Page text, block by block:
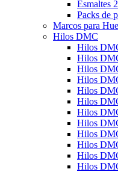
Esmaltes
Packs de
Marcos para
Hilos DMC
Hilos
Hilos
Hilos
Hilos
Hilos
Hilos
Hilos
Hilos
Hilos
Hilos
Hilos
Hilos